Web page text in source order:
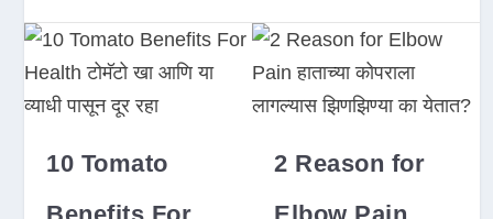
10 Tomato
2 Reason for